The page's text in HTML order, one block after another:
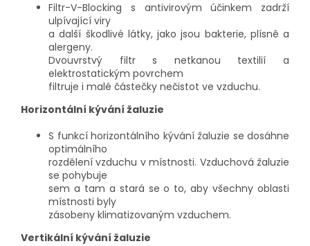
Filtr-V-Blocking s antivirovým účinkem zadrží
ulpívající viry
a další škodlivé látky, jako jsou bakterie, plísně a
alergeny.
Dvouvrstvý filtr s netkanou textilií a
elektrostatickým povrchem
filtruje i malé částečky nečistot ve vzduchu.
Horizontální kývání žaluzie
S funkcí horizontálního kývání žaluzie se dosáhne
optimálního
rozdělení vzduchu v místnosti. Vzduchová žaluzie
se pohybuje
sem a tam a stará se o to, aby všechny oblasti
místnosti byly
zásobeny klimatizovaným vzduchem.
Vertikální kývání žaluzie